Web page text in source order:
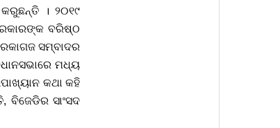
। ୨୦୧୯
ବରିଷ୍ଠ
ସମ୍ବାଦର
ମଧ୍ୟ
କଥା କହି
ବିଜେଡିର ସାଂସଦ